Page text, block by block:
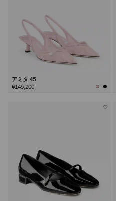
アミタ 45
¥145,200